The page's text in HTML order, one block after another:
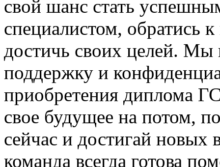
свой шанс стать
специалистом, обратись
достичь своих целей. Мы
поддержку и
приобретения диплома
свое будущее на потом,
сейчас и достигай новых
команда всегда готова